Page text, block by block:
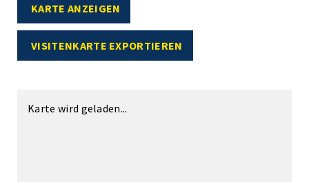
KARTE ANZEIGEN
VISITENKARTE EXPORTIEREN
Karte wird geladen...